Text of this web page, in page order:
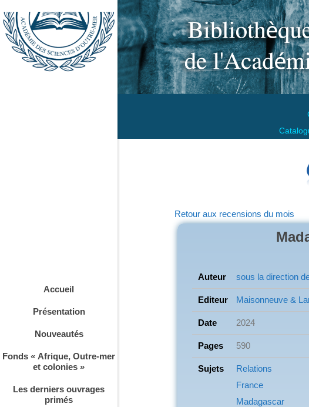
Accueil
Présentation
Nouveautés
Fonds « Afrique, Outre-mer
et colonies »
Les derniers ouvrages
primés
Retour aux recensions du mois
Auteur sous la direction
Editeur Maisonneuve &
Date 2024
Pages 590
Sujets
Relations
France
Madagascar